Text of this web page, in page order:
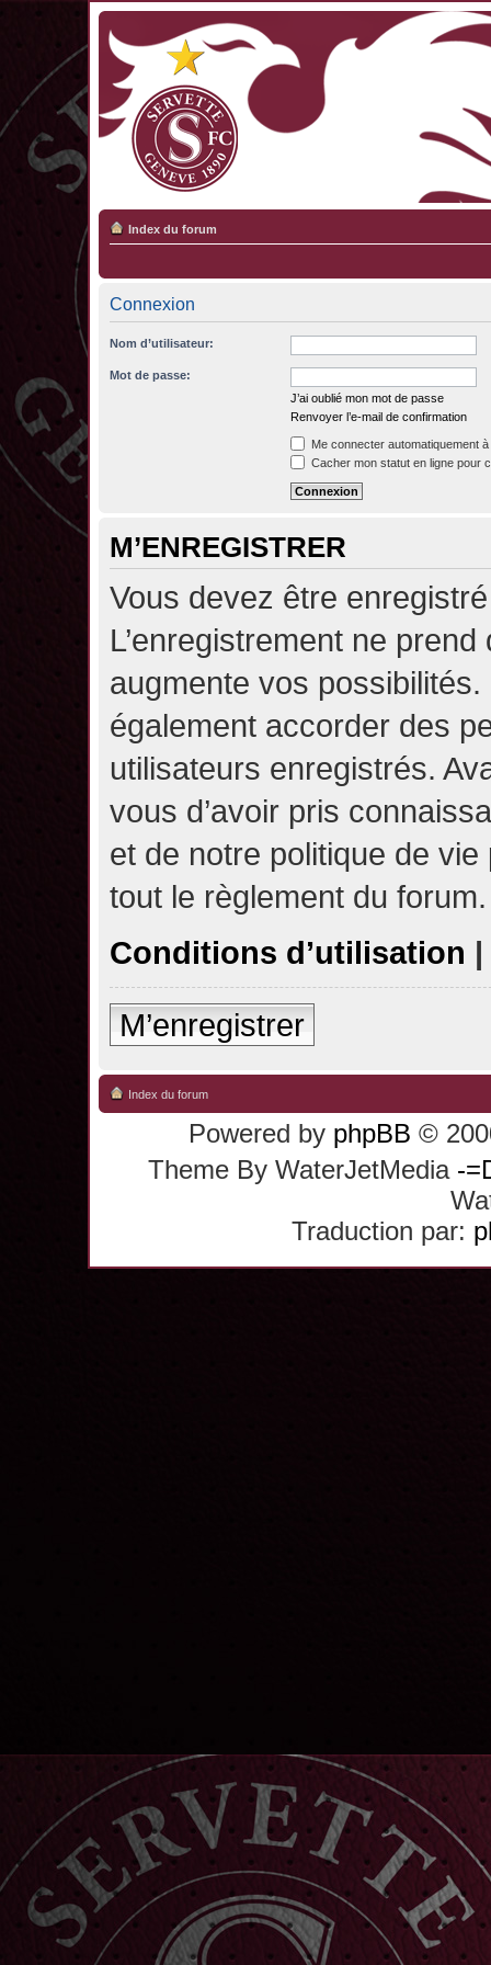
Index du forum
Connexion
Nom d’utilisateur:
Mot de passe:
J’ai oublié mon mot de passe
Renvoyer l’e-mail de confirmation
Me connecter automatiquement
Cacher mon statut en ligne pour
M’ENREGISTRER
Vous devez être
L’enregistrement ne
augmente vos possibilités.
également accorder des
utilisateurs enregistrés.
vous d’avoir pris
et de notre politique de
tout le règlement du forum.
Conditions d’utilisation |
M’enregistrer
Index du forum
Powered by phpBB ©
Theme By WaterJetMedia -
Traduction par: